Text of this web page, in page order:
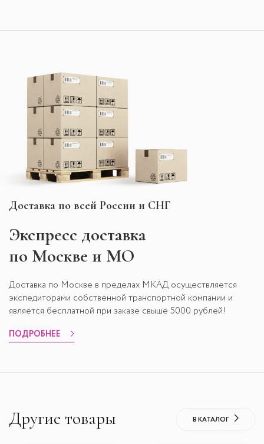
Доставка по всей России и СНГ
Экспресс доставка
по Москве и МО
Доставка по Москве в пределах МКАД осуществляется
экспедиторами собственной транспортной компании и
является бесплатной при заказе свыше 5000 рублей!
ПОДРОБНЕЕ
Другие товары В КАТАЛОГ